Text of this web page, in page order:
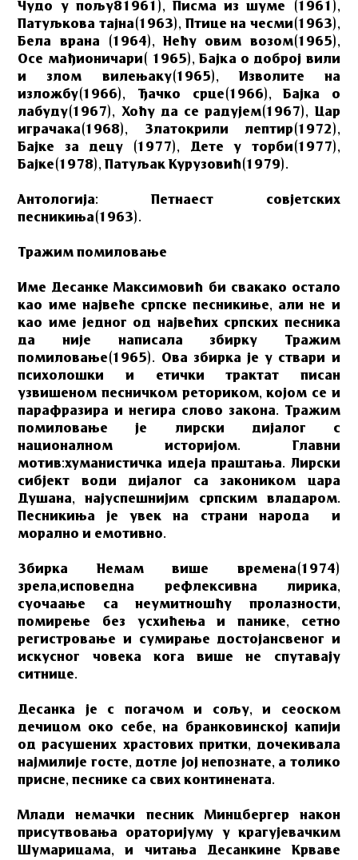
Чудо у пољу81961), Писма из шуме (1961),
Патуљкова тајна(1963), Птице на чесми(1963),
Бела врана (1964), Нећу овим возом(1965),
Осе мађионичари( 1965), Бајка о доброј вили
и злом вилењаку(1965), Изволите на
изложбу(1966), Ђачко срце(1966), Бајка о
лабуду(1967), Хоћу да се радујем(1967), Цар
играчака(1968), Златокрили лептир(1972),
Бајке за децу (1977), Дете у торби(1977),
Бајке(1978), Патуљак Курузовић(1979).
Антологија: Петнаест совјетских
песникиња(1963).
Тражим помиловање
Име Десанке Максимовић би свакако остало
као име највеће српске песникиње, али не и
као име једног од највећих српских песника
да није написала збирку Тражим
помиловање(1965). Ова збирка је у ствари и
психолошки и етички трактат писан
узвишеном песничком реториком, којом се и
парафразира и негира слово закона. Тражим
помиловање је лирски дијалог с
националном историјом. Главни
мотив:хуманистичка идеја праштања. Лирски
сибјект води дијалог са закоником цара
Душана, најуспешнијим српским владаром.
Песникиња је увек на страни народа и
морално и емотивно.
Збирка Немам више времена(1974)
зрела,исповедна рефлексивна лирика,
суочаање са неумитношћу пролазности,
помирење без усхићења и панике, сетно
регистровање и сумирање достојансвеног и
искусног човека кога више не спутавају
ситнице.
Десанка је с погачом и сољу, и сеоском
дечицом око себе, на бранковинској капији
од расушених храстових притки, дочекивала
најмилије госте, дотле јој непознате, а толико
присне, песнике са свих континената.
Млади немачки песник Минцбергер након
присутвовања ораторијуму у крагујевачким
Шумарицама, и читања Десанкине Крваве